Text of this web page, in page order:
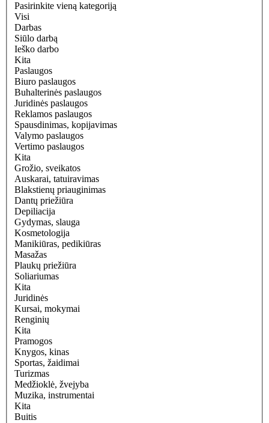
Pasirinkite vieną kategoriją
Visi
Darbas
Siūlo darbą
Ieško darbo
Kita
Paslaugos
Biuro paslaugos
Buhalterinės paslaugos
Juridinės paslaugos
Reklamos paslaugos
Spausdinimas, kopijavimas
Valymo paslaugos
Vertimo paslaugos
Kita
Grožio, sveikatos
Auskarai, tatuiravimas
Blakstienų priauginimas
Dantų priežiūra
Depiliacija
Gydymas, slauga
Kosmetologija
Manikiūras, pedikiūras
Masažas
Plaukų priežiūra
Soliariumas
Kita
Juridinės
Kursai, mokymai
Renginių
Kita
Pramogos
Knygos, kinas
Sportas, žaidimai
Turizmas
Medžioklė, žvejyba
Muzika, instrumentai
Kita
Buitis